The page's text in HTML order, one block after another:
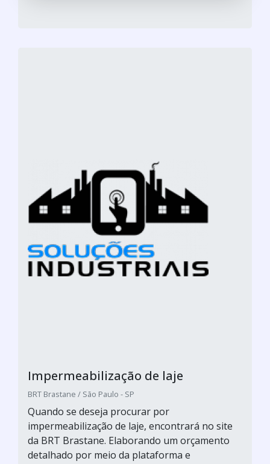
Impermeabilização de laje
BRT Brastane / São Paulo - SP
Quando se deseja procurar por
impermeabilização de laje, encontrará no site
da BRT Brastane. Elaborando um orçamento
detalhado por meio da plataforma e